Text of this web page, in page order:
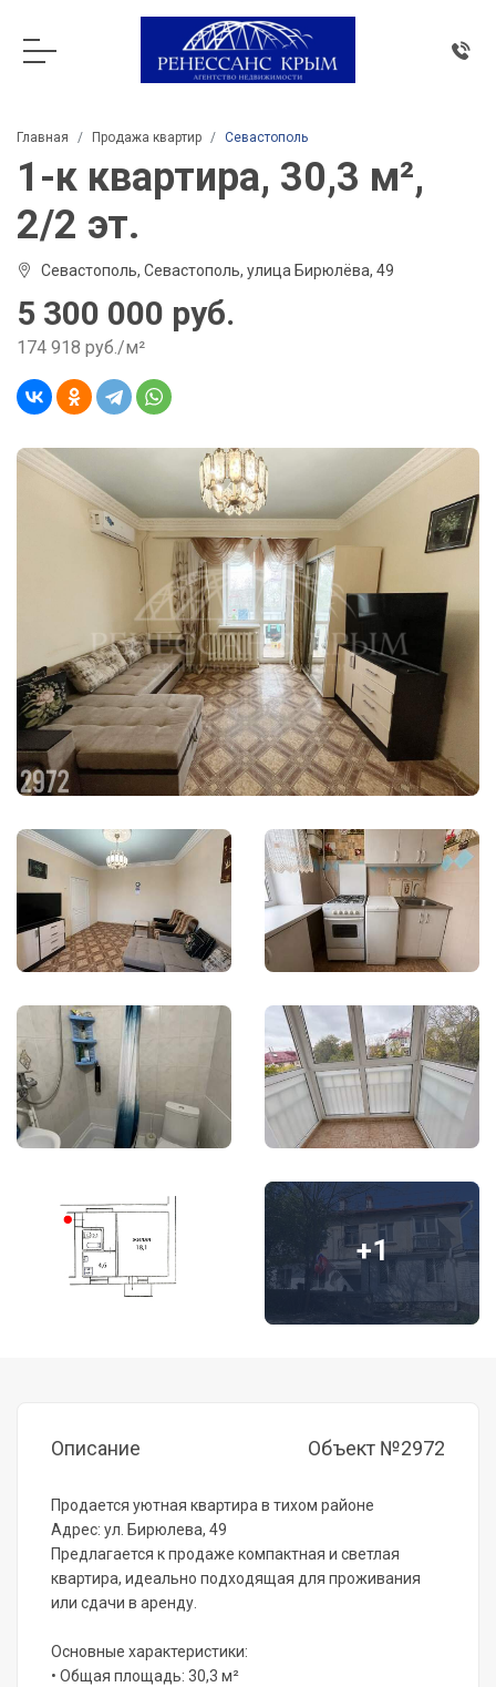
Главная Продажа квартир Севастополь
1-к квартира, 30,3 м²,
2/2 эт.
Севастополь, Севастополь, улица Бирюлёва, 49
5 300 000 руб.
174 918 руб./м²
+1
Описание Объект №2972
Продается уютная квартира в тихом районе
Адрес: ул. Бирюлева, 49
Предлагается к продаже компактная и светлая
квартира, идеально подходящая для проживания
или сдачи в аренду.
Основные характеристики:
• Общая площадь: 30,3 м²